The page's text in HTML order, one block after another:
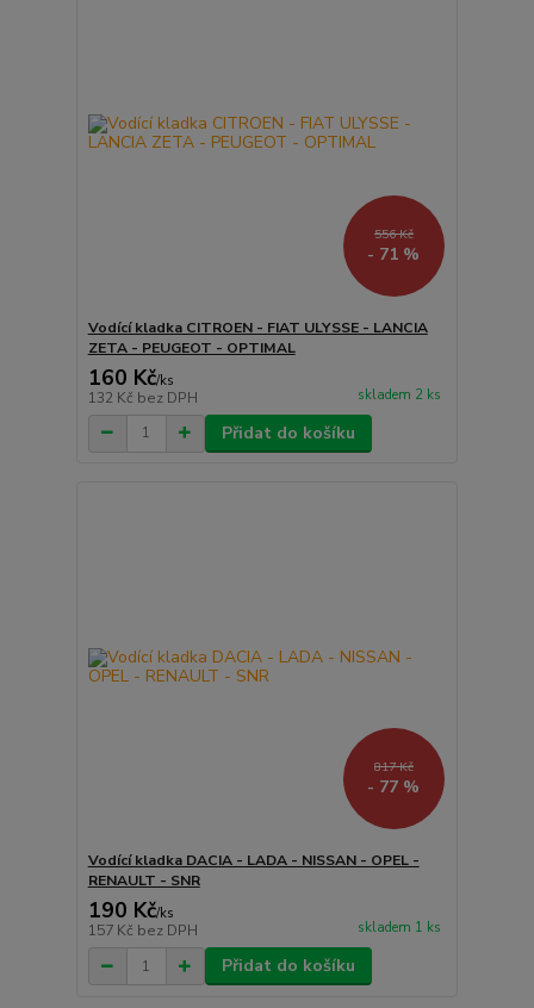
556 Kč
- 71 %
Vodící kladka CITROEN - FIAT ULYSSE - LANCIA
ZETA - PEUGEOT - OPTIMAL
160 Kč/ks
132 Kč bez DPH skladem 2 ks
Přidat do košíku
817 Kč
- 77 %
Vodící kladka DACIA - LADA - NISSAN - OPEL -
RENAULT - SNR
190 Kč/ks
157 Kč bez DPH skladem 1 ks
Přidat do košíku